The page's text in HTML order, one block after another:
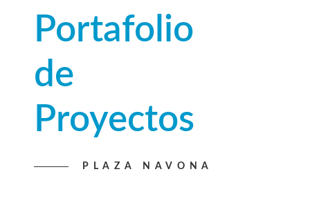
Portafolio
de
Proyectos
PLAZA NAVONA